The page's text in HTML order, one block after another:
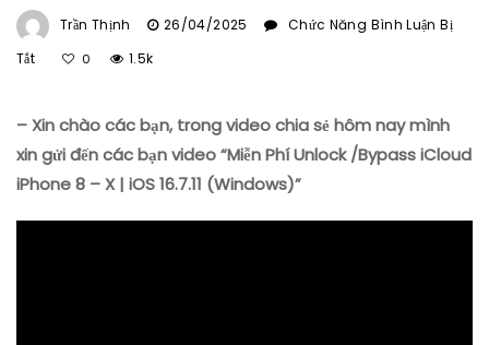
Trần Thịnh 26/04/2025
Chức Năng Bình Luận Bị
Tắt
Unlock
/Bypass
ICloud
8
0 1.5k
– Xin chào các bạn, trong video chia sẻ hôm nay mình
xin gửi đến các bạn video “Miễn Phí Unlock /Bypass iCloud
iPhone 8 – X | iOS 16.7.11 (Windows)”